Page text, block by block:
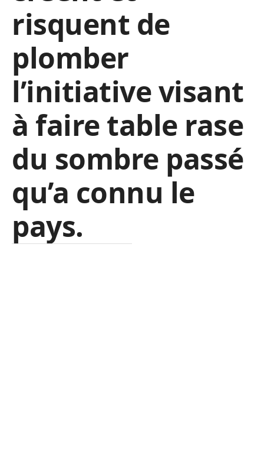
risquent de
plomber
l’initiative visant
à faire table rase
du sombre passé
qu’a connu le
pays.